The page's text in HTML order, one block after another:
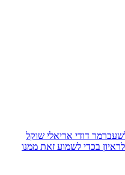
דודי אריאלי שוקל
בכדי לשמוע זאת ממנו